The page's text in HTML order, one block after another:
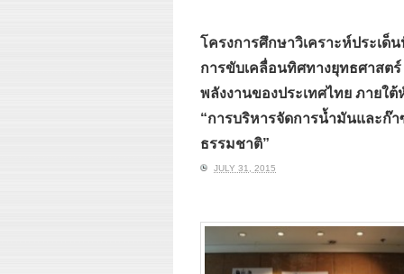
โครงการศึกษาวิเคราะห์ประเด็น
การขับเคลื่อนทิศทางยุทธศาสตร์
พลังงานของประเทศไทย ภายใต้
“การบริหารจัดการน้ำมันและก๊า
ธรรมชาติ”
JULY 31, 2015